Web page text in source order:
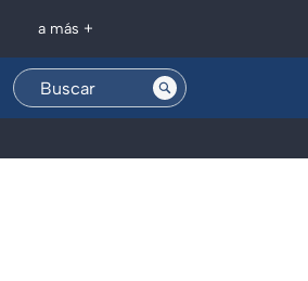
a más +